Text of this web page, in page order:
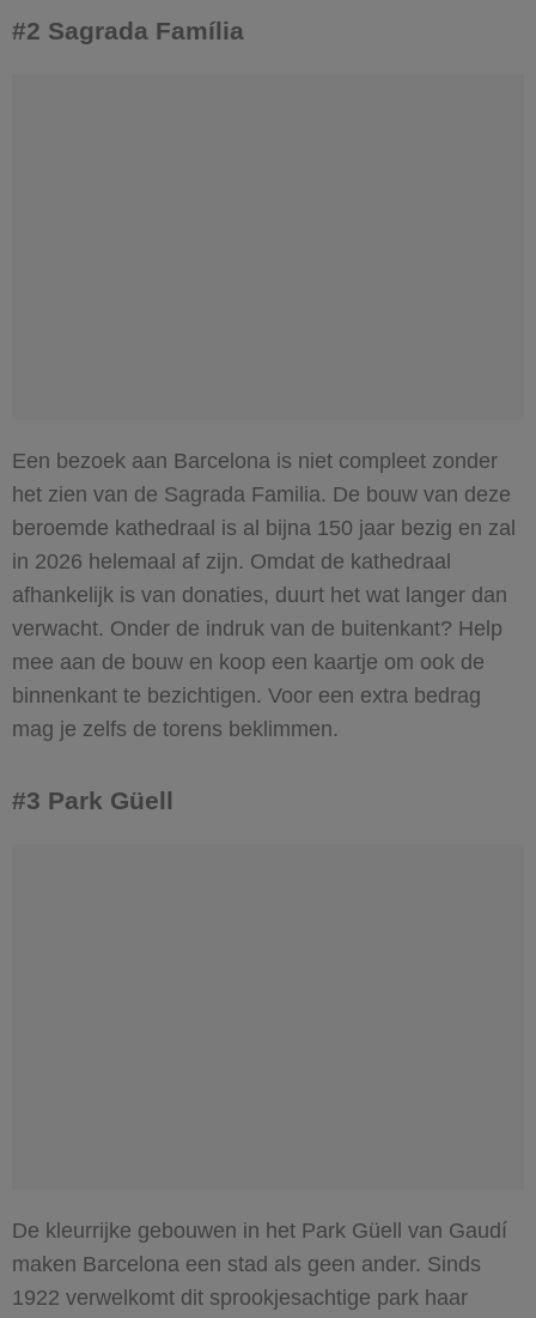
#2 Sagrada Família
Een bezoek aan Barcelona is niet compleet zonder
het zien van de Sagrada Familia. De bouw van deze
beroemde kathedraal is al bijna 150 jaar bezig en zal
in 2026 helemaal af zijn. Omdat de kathedraal
afhankelijk is van donaties, duurt het wat langer dan
verwacht. Onder de indruk van de buitenkant? Help
mee aan de bouw en koop een kaartje om ook de
binnenkant te bezichtigen. Voor een extra bedrag
mag je zelfs de torens beklimmen.
#3 Park Güell
De kleurrijke gebouwen in het Park Güell van Gaudí
maken Barcelona een stad als geen ander. Sinds
1922 verwelkomt dit sprookjesachtige park haar